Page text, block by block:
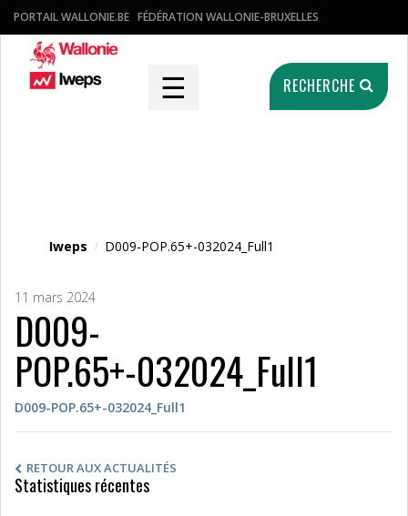
PORTAIL WALLONIE.BE FÉDÉRATION WALLONIE-BRUXELLES
☰ RECHERCHE
Iweps / D009-POP.65+-032024_Full1
11 mars 2024
D009-
POP.65+-032024_Full1
D009-POP.65+-032024_Full1
RETOUR AUX ACTUALITÉS
Statistiques récentes